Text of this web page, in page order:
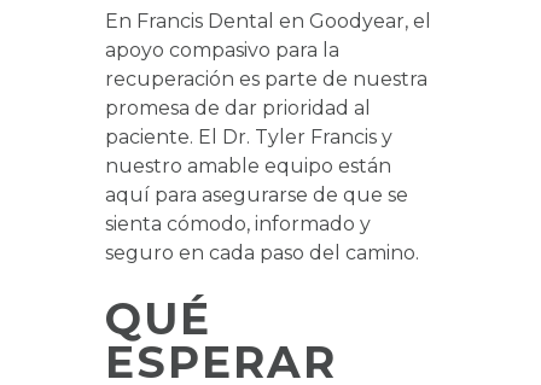
En Francis Dental en Goodyear, el
apoyo compasivo para la
recuperación es parte de nuestra
promesa de dar prioridad al
paciente. El Dr. Tyler Francis y
nuestro amable equipo están
aquí para asegurarse de que se
sienta cómodo, informado y
seguro en cada paso del camino.
QUÉ
ESPERAR